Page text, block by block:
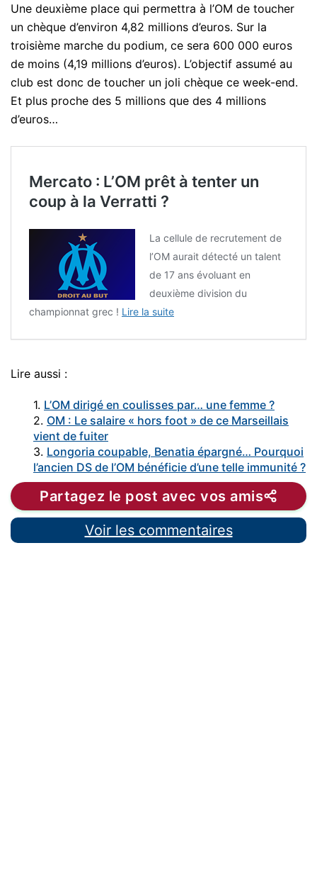
Une deuxième place qui permettra à l’OM de toucher
un chèque d’environ 4,82 millions d’euros. Sur la
troisième marche du podium, ce sera 600 000 euros
de moins (4,19 millions d’euros). L’objectif assumé au
club est donc de toucher un joli chèque ce week-end.
Et plus proche des 5 millions que des 4 millions
d’euros…
Mercato : L’OM prêt à tenter un
coup à la Verratti ?
La cellule de recrutement de
l’OM aurait détecté un talent
de 17 ans évoluant en
deuxième division du
championnat grec ! Lire la suite
Lire aussi :
1. L’OM dirigé en coulisses par… une femme ?
2. OM : Le salaire « hors foot » de ce Marseillais
vient de fuiter
3. Longoria coupable, Benatia épargné… Pourquoi
l’ancien DS de l’OM bénéficie d’une telle immunité ?
Partagez le post avec vos amis
Voir les commentaires